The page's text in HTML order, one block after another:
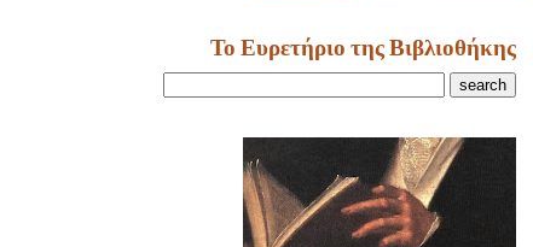
Το Ευρετήριο της Βιβλιοθήκης